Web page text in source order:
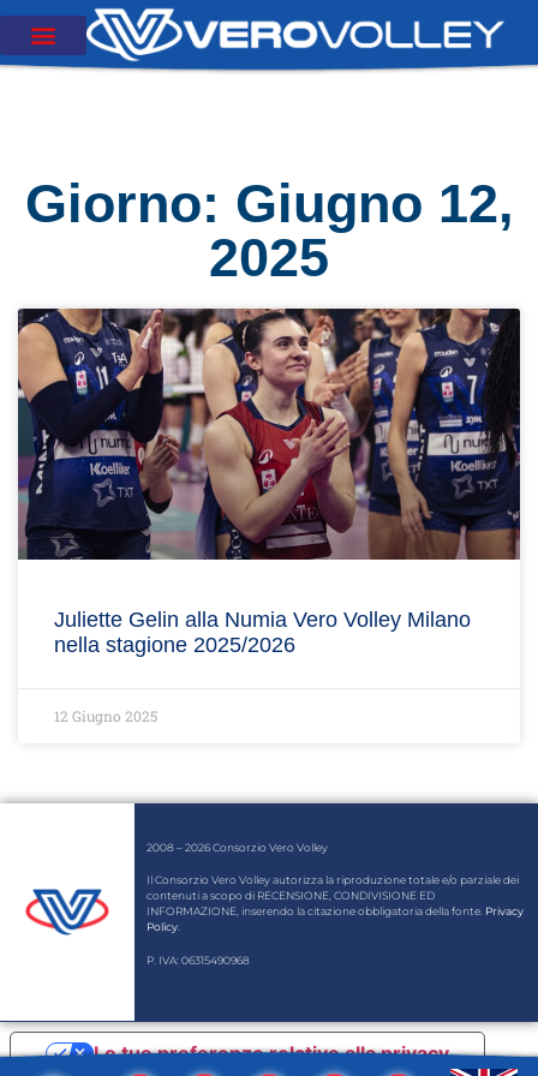
Giorno: Giugno 12,
2025
Juliette Gelin alla Numia Vero Volley Milano
nella stagione 2025/2026
12 Giugno 2025
2008 – 2026 Consorzio Vero Volley
Il Consorzio Vero Volley autorizza la riproduzione totale e/o parziale dei
contenuti a scopo di RECENSIONE, CONDIVISIONE ED
INFORMAZIONE, inserendo la citazione obbligatoria della fonte. Privacy
Policy.
P. IVA: 06315490968
Le tue preferenze relative alla privacy